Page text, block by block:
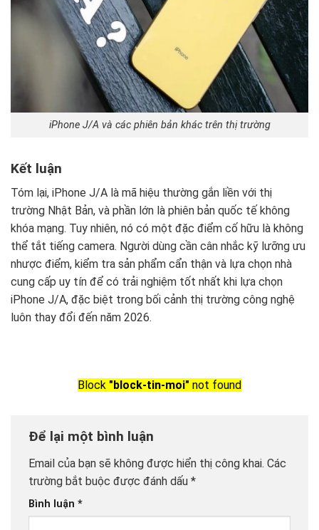
iPhone J/A và các phiên bản khác trên thị trường
Kết luận
Tóm lại, iPhone J/A là mã hiệu thường gắn liền với thị
trường Nhật Bản, và phần lớn là phiên bản quốc tế không
khóa mạng. Tuy nhiên, nó có một đặc điểm cố hữu là không
thể tắt tiếng camera. Người dùng cần cân nhắc kỹ lưỡng ưu
nhược điểm, kiểm tra sản phẩm cẩn thận và lựa chọn nhà
cung cấp uy tín để có trải nghiệm tốt nhất khi lựa chọn
iPhone J/A, đặc biệt trong bối cảnh thị trường công nghệ
luôn thay đổi đến năm 2026.
Block "block-tin-moi" not found
Để lại một bình luận
Email của bạn sẽ không được hiển thị công khai. Các
trường bắt buộc được đánh dấu *
Bình luận *